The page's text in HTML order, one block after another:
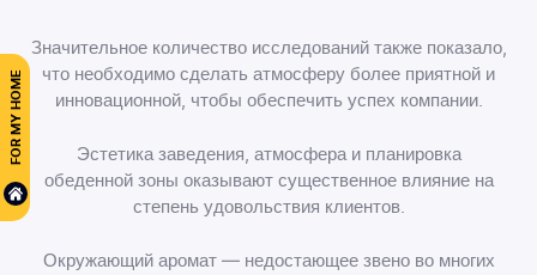
FOR MY HOME
Значительное количество исследований также показало,
что необходимо сделать атмосферу более приятной и
инновационной, чтобы обеспечить успех компании.
Эстетика заведения, атмосфера и планировка
обеденной зоны оказывают существенное влияние на
степень удовольствия клиентов.
Окружающий аромат — недостающее звено во многих